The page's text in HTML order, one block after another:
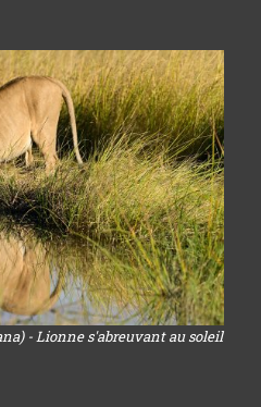
- Lionne s'abreuvant au soleil